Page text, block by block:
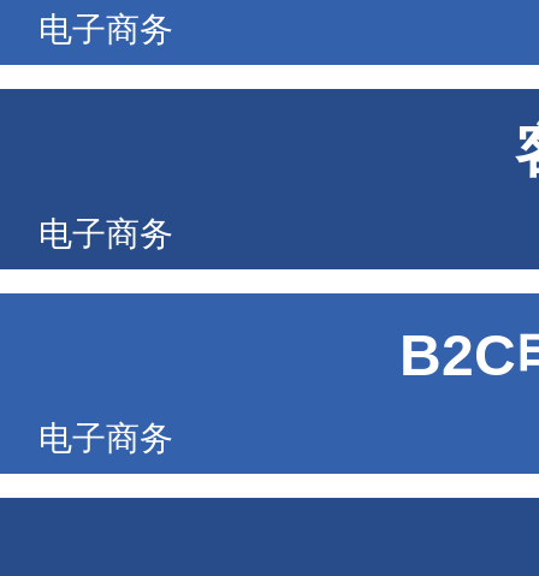
电子商务
电子商务
B2C
电子商务